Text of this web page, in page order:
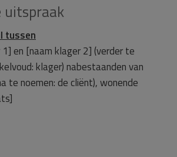
uitspraak
tussen
en [naam klager 2] (verder te
klager) nabestaanden van
te noemen: de cliënt), wonende